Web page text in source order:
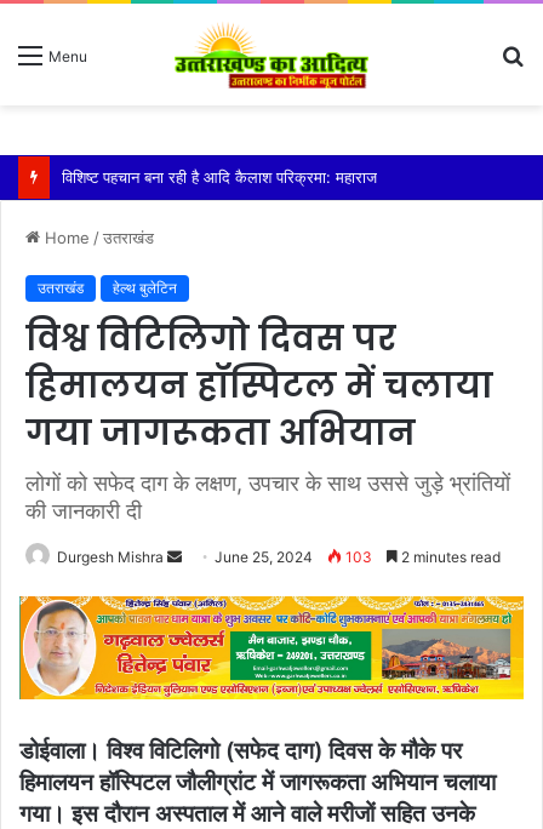
Menu
तेज बारिश से धर्मनगरी हरिद्वार हुई पानी-पानी
Home /उतराखंड
उतराखंड हेल्थ बुलेटिन
विश्व विटिलिगो दिवस पर
हिमालयन हॉस्पिटल में चलाया
गया जागरूकता अभियान
लोगों को सफेद दाग के लक्षण, उपचार के साथ उससे जुड़े भ्रांतियों
की जानकारी दी
Durgesh Mishra
Send
email
June 25, 2024 103 2 minutes read
डोईवाला। विश्व विटिलिगो (सफेद दाग) दिवस के मौके पर
हिमालयन हॉस्पिटल जौलीग्रांट में जागरूकता अभियान चलाया
गया। इस दौरान अस्पताल में आने वाले मरीजों सहित उनके